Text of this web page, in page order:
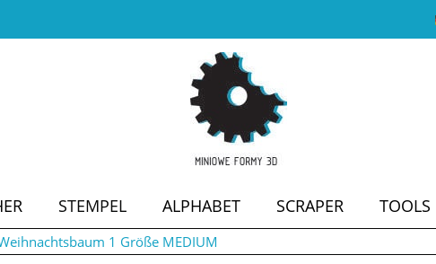
STEMPEL ALPHABET SCRAPER TOOLS
SALE
1 Größe MEDIUM